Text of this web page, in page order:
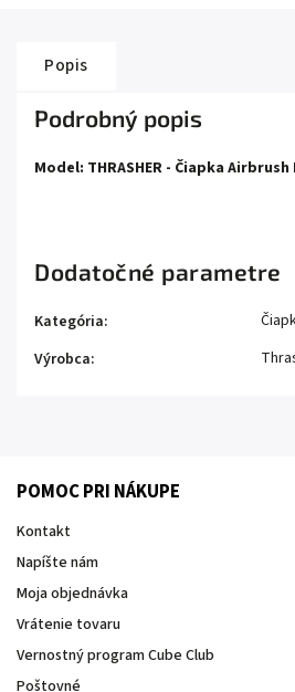
Popis
Podrobný popis
Model: THRASHER - Čiapka
Dodatočné parametre
Kategória:
Výrobca:
POMOC PRI NÁKUPE
Kontakt
Napíšte nám
Moja objednávka
Vrátenie tovaru
Vernostný program Cube Club
Poštovné